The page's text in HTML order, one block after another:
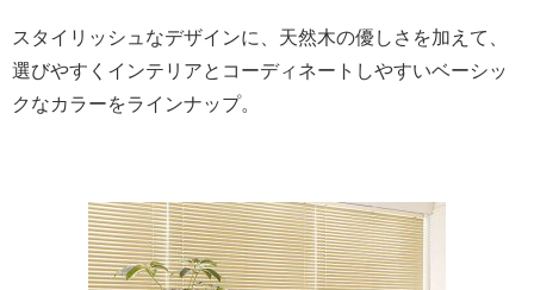
スタイリッシュなデザインに、天然木の優しさを加えて、
選びやすくインテリアとコーディネートしやすいベーシッ
クなカラーをラインナップ。